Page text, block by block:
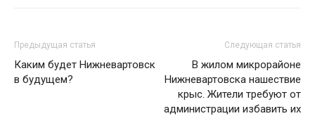
Предыдущая статья
Каким будет Нижневартовск
в будущем?
Следующая статья
В жилом микрорайоне
Нижневартовска нашествие
крыс. Жители требуют от
администрации избавить их